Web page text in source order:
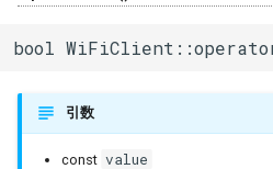
bool
引数
const value